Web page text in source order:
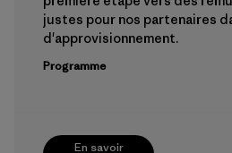
En savoir
justes pour nos partenaires
d'approvisionnement.
Programme